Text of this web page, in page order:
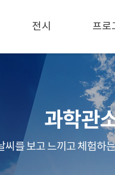
전시 프로
과학관
씨를 보고 느끼고 체험하